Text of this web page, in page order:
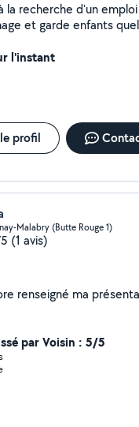
la recherche d'un
et garde enfants
l'instant
profil
Malabry (Butte Rouge 1)
(1 avis)
Je n'ai pas encore
par Voisin : 5/5